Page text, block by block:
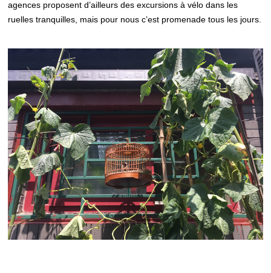
agences proposent d’ailleurs des excursions à vélo dans les
ruelles tranquilles, mais pour nous c’est promenade tous les jours.